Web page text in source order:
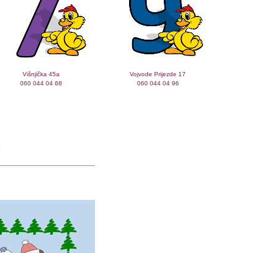
Višnjička 45a
060 044 04 68
Vojvode Prijezde 17
060 044 04 96